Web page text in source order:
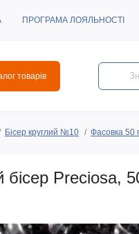
ПРОГРАМА ЛОЯЛЬНОСТІ
товарів
Бісер круглий №10 Фасовка 50
Preciosa,